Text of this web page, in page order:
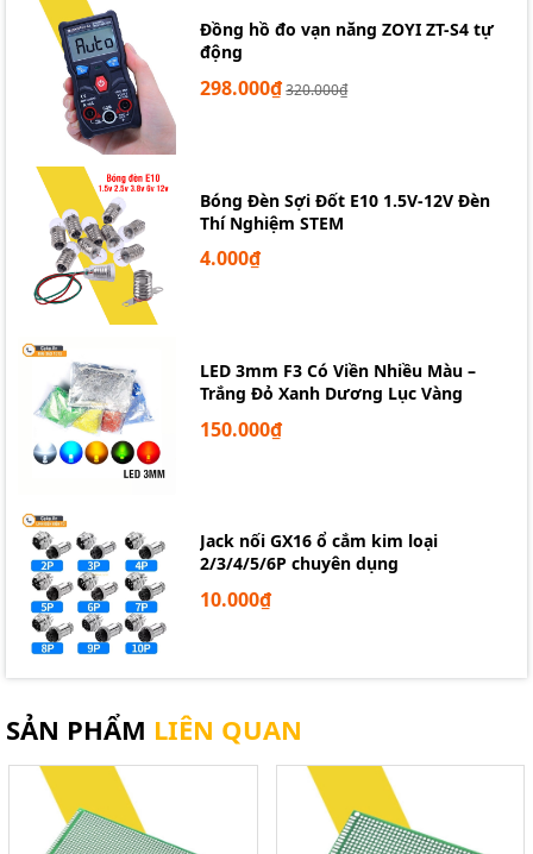
Đồng hồ đo vạn năng ZOYI ZT-S4 tự
động
298.000₫320.000₫
Bóng Đèn Sợi Đốt E10 1.5V-12V Đèn
Thí Nghiệm STEM
4.000₫
LED 3mm F3 Có Viền Nhiều Màu –
Trắng Đỏ Xanh Dương Lục Vàng
150.000₫
Jack nối GX16 ổ cắm kim loại
2/3/4/5/6P chuyên dụng
10.000₫
SẢN PHẨM LIÊN QUAN